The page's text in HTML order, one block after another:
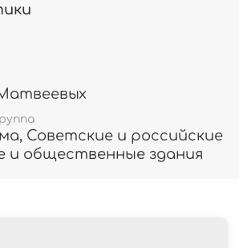
Советские и российские
и общественные здания